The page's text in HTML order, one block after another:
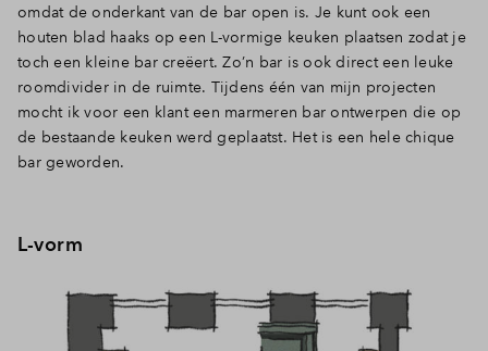
omdat de onderkant van de bar open is. Je kunt ook een
houten blad haaks op een L-vormige keuken plaatsen zodat je
toch een kleine bar creëert. Zo’n bar is ook direct een leuke
roomdivider in de ruimte. Tijdens één van mijn projecten
mocht ik voor een klant een marmeren bar ontwerpen die op
de bestaande keuken werd geplaatst. Het is een hele chique
bar geworden.
L-vorm